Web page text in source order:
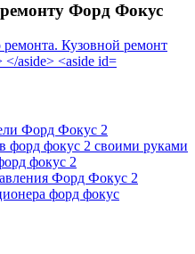
Форд Фокус
Форд Фокус 2
форд фокус 2 своими руками
фокус 2
Форд Фокус 2
форд фокус